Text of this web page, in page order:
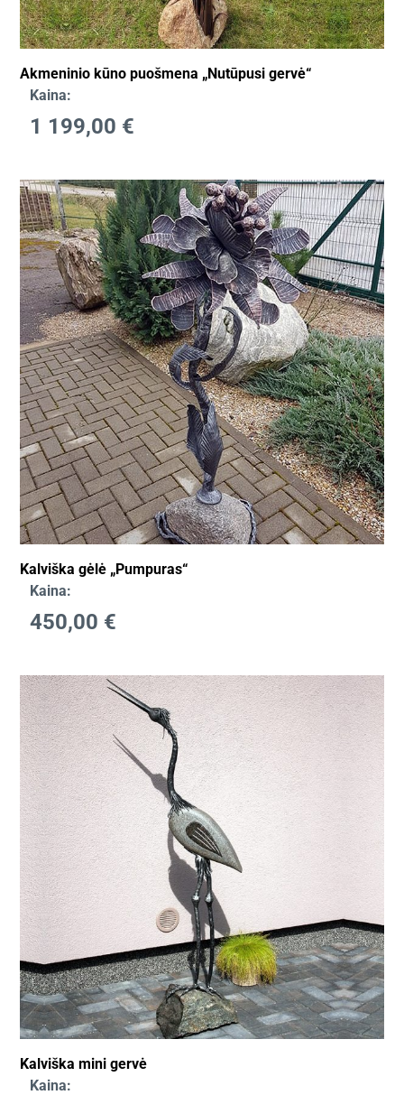
Akmeninio kūno puošmena „Nutūpusi gervė“
Kaina:
1 199,00 €
Kalviška gėlė „Pumpuras“
Kaina:
450,00 €
Kalviška mini gervė
Kaina: